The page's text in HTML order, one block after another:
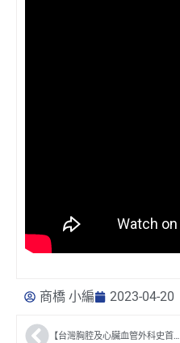
商橋 小編 2023-04-20
【台灣胸腔及心臟血管外科史首部曲】 朱樹勳醫師